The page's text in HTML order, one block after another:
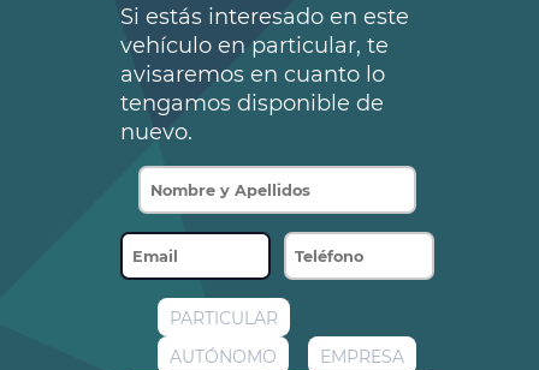
Si estás interesado en este
vehículo en particular, te
avisaremos en cuanto lo
tengamos disponible de
nuevo.
PARTICULAR
AUTÓNOMO
EMPRESA